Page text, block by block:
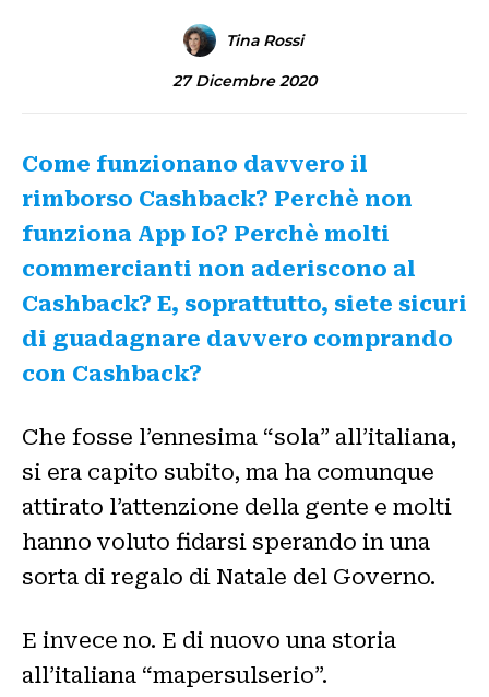
Tina Rossi
27 Dicembre 2020
Come funzionano davvero il
rimborso Cashback? Perchè non
funziona App Io? Perchè molti
commercianti non aderiscono al
Cashback? E, soprattutto, siete sicuri
di guadagnare davvero comprando
con Cashback?
Che fosse l’ennesima “sola” all’italiana,
si era capito subito, ma ha comunque
attirato l’attenzione della gente e molti
hanno voluto fidarsi sperando in una
sorta di regalo di Natale del Governo.
E invece no. E di nuovo una storia
all’italiana “mapersulserio”.